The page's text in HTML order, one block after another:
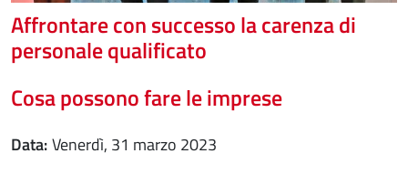
Affrontare con successo la carenza di
personale qualificato
Cosa possono fare le imprese
Data
venerdì, 31 marzo 2023